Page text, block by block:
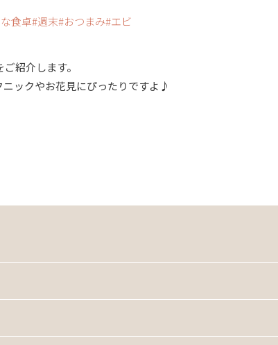
食卓 週末 おつまみ エビ
紹介します。
ックやお花見にぴったりですよ♪